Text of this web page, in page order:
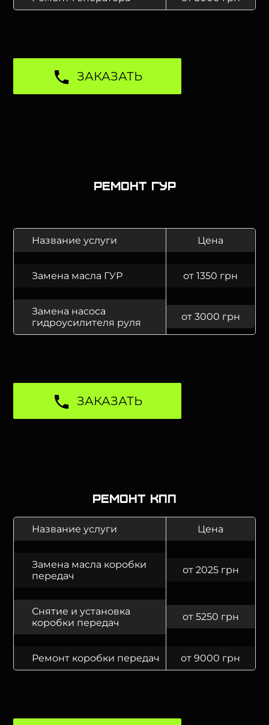
ЗАКАЗАТЬ
Ремонт ГУР
Название услуги Цена
Замена масла ГУР от 1350 грн
Замена насоса
гидроусилителя руля
от 3000 грн
ЗАКАЗАТЬ
Ремонт КПП
Название услуги Цена
Замена масла коробки
передач
от 2025 грн
Снятие и установка
коробки передач
от 5250 грн
Ремонт коробки передач от 9000 грн